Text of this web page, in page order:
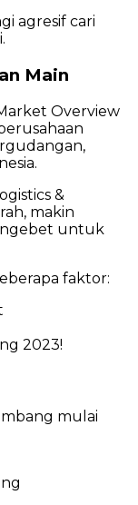
agresif cari
Main
Overview
&
makin
ngebet untuk
faktor:
2023!
mulai